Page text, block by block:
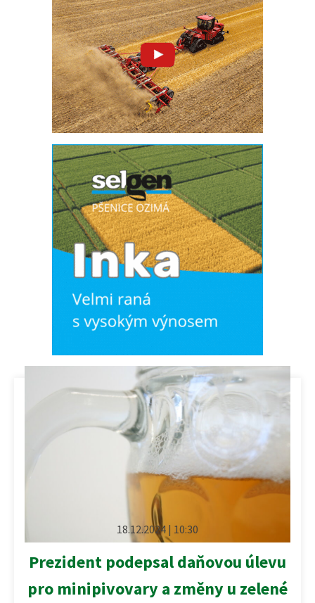
18.12.2024 | 10:30
Prezident podepsal daňovou úlevu
pro minipivovary a změny u zelené